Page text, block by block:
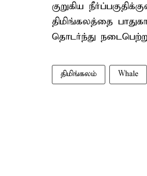
குறுகிய
திமிங்கலத்தை
தொடர்ந்து
திமிங்கலம் Whale